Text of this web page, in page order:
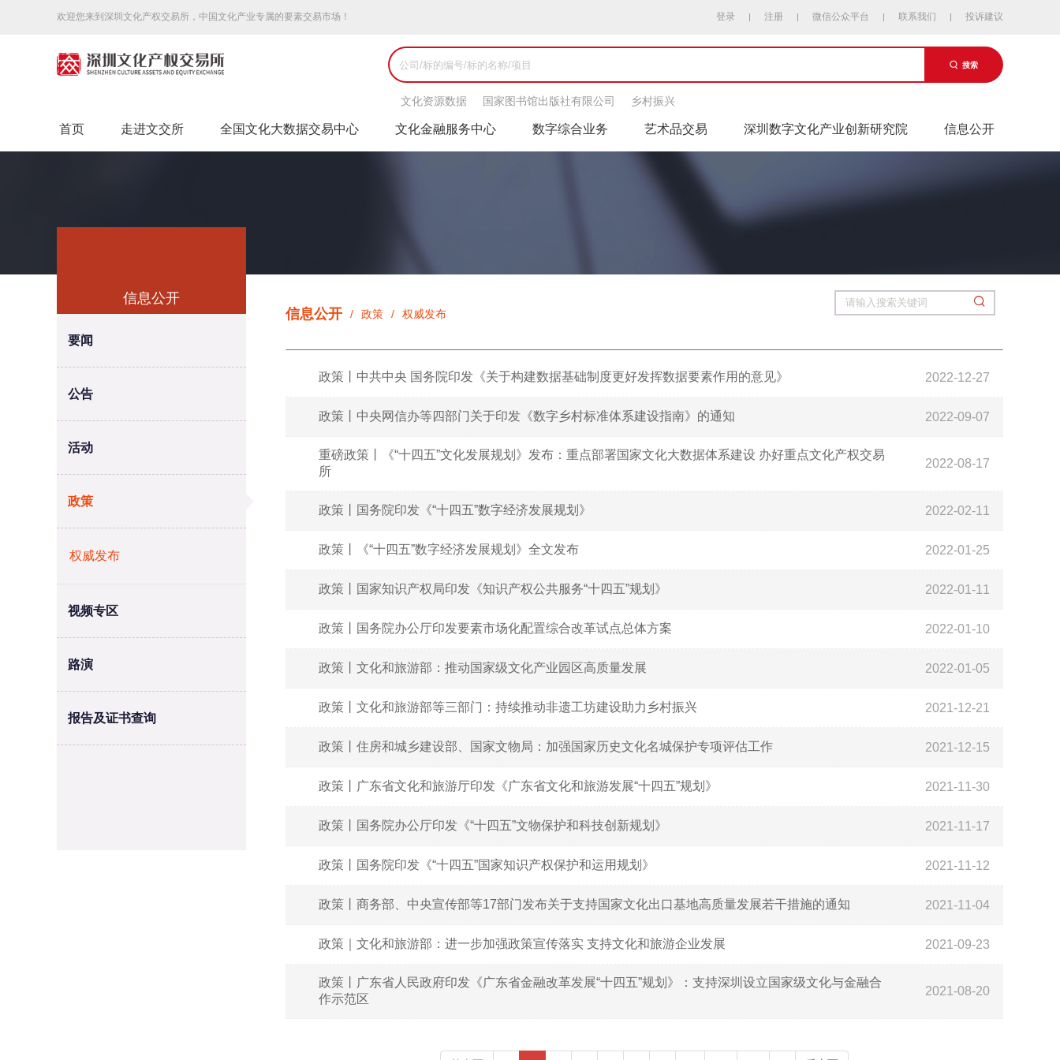
欢迎您来到深圳文化产权交易所，中国文化产业专属的要素交易市场！ 登录 注册 微信公众平台 联系我们 投诉建议
搜索
文化资源数据 国家图书馆出版社有限公司 乡村振兴
首页 走进文交所 全国文化大数据交易中心 文化金融服务中心 数字综合业务 艺术品交易 深圳数字文化产业创新研究院 信息公开
信息公开
要闻
公告
活动
政策
权威发布
视频专区
路演
报告及证书查询
信息公开 / 政策 / 权威发布
政策丨中共中央 国务院印发《关于构建数据基础制度更好发挥数据要素作用的意见》 2022-12-27
政策丨中央网信办等四部门关于印发《数字乡村标准体系建设指南》的通知 2022-09-07
重磅政策丨《“十四五”文化发展规划》发布：重点部署国家文化大数据体系建设 办好重点文化产权交易
所
2022-08-17
政策丨国务院印发《“十四五”数字经济发展规划》 2022-02-11
政策丨《“十四五”数字经济发展规划》全文发布 2022-01-25
政策丨国家知识产权局印发《知识产权公共服务“十四五”规划》 2022-01-11
政策丨国务院办公厅印发要素市场化配置综合改革试点总体方案 2022-01-10
政策丨文化和旅游部：推动国家级文化产业园区高质量发展 2022-01-05
政策丨文化和旅游部等三部门：持续推动非遗工坊建设助力乡村振兴 2021-12-21
政策丨住房和城乡建设部、国家文物局：加强国家历史文化名城保护专项评估工作 2021-12-15
政策丨广东省文化和旅游厅印发《广东省文化和旅游发展“十四五”规划》 2021-11-30
政策丨国务院办公厅印发《“十四五”文物保护和科技创新规划》 2021-11-17
政策丨国务院印发《“十四五”国家知识产权保护和运用规划》 2021-11-12
政策丨商务部、中央宣传部等17部门发布关于支持国家文化出口基地高质量发展若干措施的通知 2021-11-04
政策｜文化和旅游部：进一步加强政策宣传落实 支持文化和旅游企业发展 2021-09-23
政策丨广东省人民政府印发《广东省金融改革发展“十四五”规划》：支持深圳设立国家级文化与金融合
作示范区
2021-08-20